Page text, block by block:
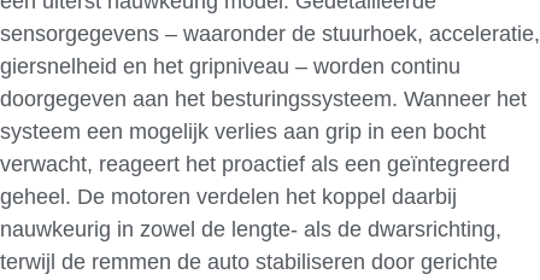
sensorgegevens – waaronder de stuurhoek, acceleratie,
giersnelheid en het gripniveau – worden continu
doorgegeven aan het besturingssysteem. Wanneer het
systeem een mogelijk verlies aan grip in een bocht
verwacht, reageert het proactief als een geïntegreerd
geheel. De motoren verdelen het koppel daarbij
nauwkeurig in zowel de lengte- als de dwarsrichting,
terwijl de remmen de auto stabiliseren door gerichte